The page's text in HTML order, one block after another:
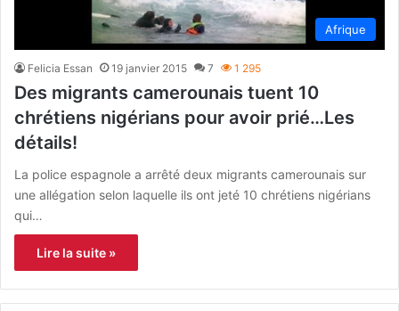
Afrique
Felicia Essan 19 janvier 2015 7 1 295
Des migrants camerounais tuent 10
chrétiens nigérians pour avoir prié…Les
détails!
La police espagnole a arrêté deux migrants camerounais sur
une allégation selon laquelle ils ont jeté 10 chrétiens nigérians
qui…
Lire la suite »